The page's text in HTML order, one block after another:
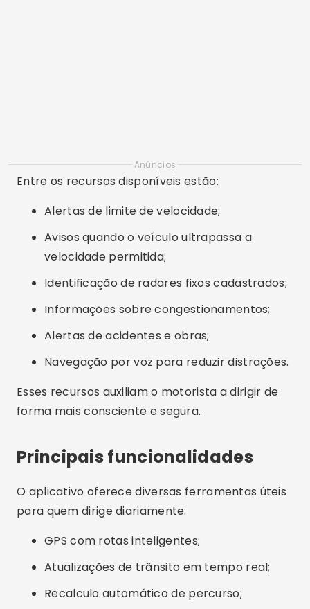
Anúncios
Entre os recursos disponíveis estão:
Alertas de limite de velocidade;
Avisos quando o veículo ultrapassa a
velocidade permitida;
Identificação de radares fixos cadastrados;
Informações sobre congestionamentos;
Alertas de acidentes e obras;
Navegação por voz para reduzir distrações.
Esses recursos auxiliam o motorista a dirigir de
forma mais consciente e segura.
Principais funcionalidades
O aplicativo oferece diversas ferramentas úteis
para quem dirige diariamente:
GPS com rotas inteligentes;
Atualizações de trânsito em tempo real;
Recalculo automático de percurso;